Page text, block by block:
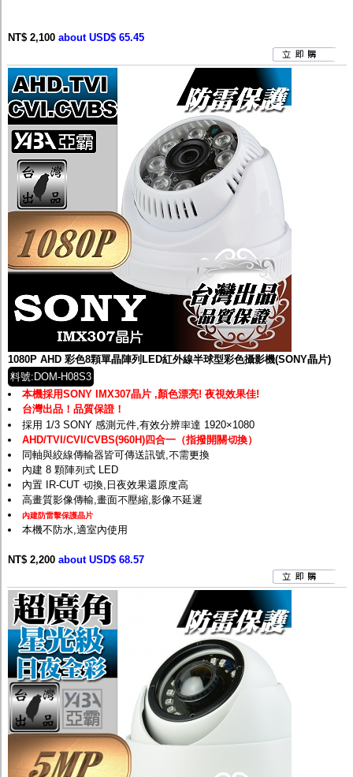
NT$ 2,100 about USD$ 65.45
1080P AHD 彩色8顆單晶陣列LED紅外線半球型彩色攝影機(SONY晶片)
料號:DOM-H08S3
本機採用SONY IMX307晶片 ,顏色漂亮! 夜視效果佳!
台灣出品！品質保證！
採用 1/3 SONY 感測元件,有效分辨率達 1920×1080
AHD/TVI/CVI/CVBS(960H)四合一（指撥開關切換）
同軸與絞線傳輸器皆可傳送訊號,不需更換
內建 8 顆陣列式 LED
內置 IR-CUT 切換,日夜效果還原度高
高畫質影像傳輸,畫面不壓縮,影像不延遲
內建防雷擊保護晶片
本機不防水,適室內使用
NT$ 2,200 about USD$ 68.57